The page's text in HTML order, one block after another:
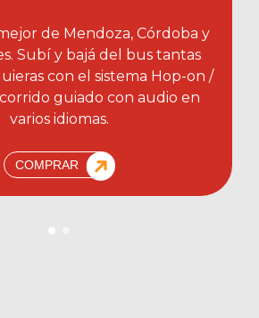
de Mendoza, Córdoba y
Subí y bajá del bus tantas
con el sistema Hop-on /
guiado con audio en
varios idiomas.
COMPRAR